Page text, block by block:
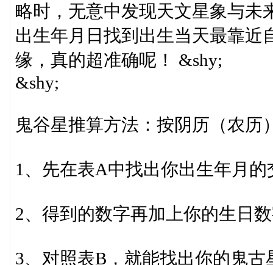
略时，无意中发现天文星象与未
出生年月日找到出生当天最靠近
缘，真的超准确呢！ &shy;
&shy;
鬼谷星推算方法：按阴历（农历
1、先在表A中找出你出生年月的
2、得到的数字再加上你的生日
3、对照表B，就能找出你的鬼古